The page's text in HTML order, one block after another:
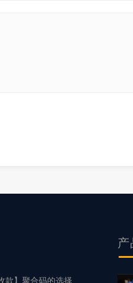
款】聚合码的选择
产